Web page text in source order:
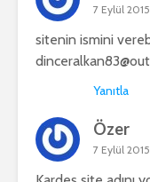
7 Eylül
sitenin ismini
Yanıtla
Özer
7 Eylül